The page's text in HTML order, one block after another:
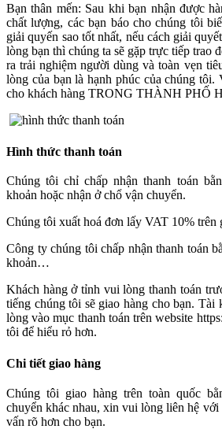
Bạn thân mến: Sau khi bạn nhận được
chất lượng, các bạn báo cho chúng tôi
giải quyến sao tốt nhất, nếu cách giải
lòng bạn thì chúng ta sẽ gặp trực tiếp trao
ra trải nghiệm người dùng và toàn vẹn
lòng của bạn là hạnh phúc của chúng tôi.
cho khách hàng TRONG THÀNH PHỐ
Hình thức thanh toán
Chúng tôi chỉ chấp nhận thanh toán
khoản hoặc nhận ở chổ vận chuyển.
Chúng tôi xuất hoá đơn lấy VAT 10% trên
Công ty chúng tôi chấp nhận thanh toán
khoản…
Khách hàng ở tỉnh vui lòng thanh toán
tiếng chúng tôi sẽ giao hàng cho bạn. Tài
lòng vào mục thanh toán trên website
tôi để hiểu rỏ hơn.
Chi tiết giao hàng
Chúng tôi giao hàng trên toàn quốc
chuyển khác nhau, xin vui lòng liên hệ
vấn rõ hơn cho bạn.